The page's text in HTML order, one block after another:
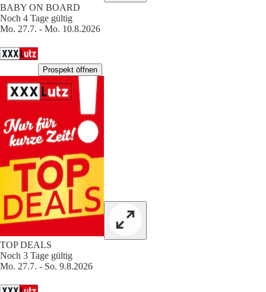
BABY ON BOARD
Noch 4 Tage gültig
Mo. 27.7. - Mo. 10.8.2026
Prospekt öffnen
TOP DEALS
Noch 3 Tage gültig
Mo. 27.7. - So. 9.8.2026